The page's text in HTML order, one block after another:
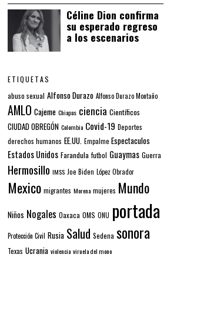
Céline Dion confirma
su esperado regreso
a los escenarios
ETIQUETAS
abuso sexual Alfonso Durazo Alfonso Durazo Montaño
AMLO Cajeme Chiapas ciencia Científicos
CIUDAD OBREGÓN Colombia Covid-19 Deportes
derechos humanos EE.UU. Empalme Espectaculos
Estados Unidos Farandula futbol Guaymas Guerra
Hermosillo IMSS Joe Biden López Obrador
Mexico migrantes Morena mujeres Mundo
Niños Nogales Oaxaca OMS ONU portada
Protección Civil Rusia Salud Sedena sonora
Texas Ucrania violencia viruela del mono